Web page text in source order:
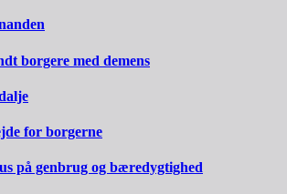
borgere med demens
for borgerne
på genbrug og bæredygtighed